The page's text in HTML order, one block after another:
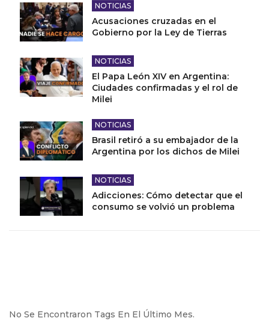
NOTICIAS
Acusaciones cruzadas en el
Gobierno por la Ley de Tierras
NOTICIAS
El Papa León XIV en Argentina:
Ciudades confirmadas y el rol de
Milei
NOTICIAS
Brasil retiró a su embajador de la
Argentina por los dichos de Milei
NOTICIAS
Adicciones: Cómo detectar que el
consumo se volvió un problema
No Se Encontraron Tags En El Último Mes.